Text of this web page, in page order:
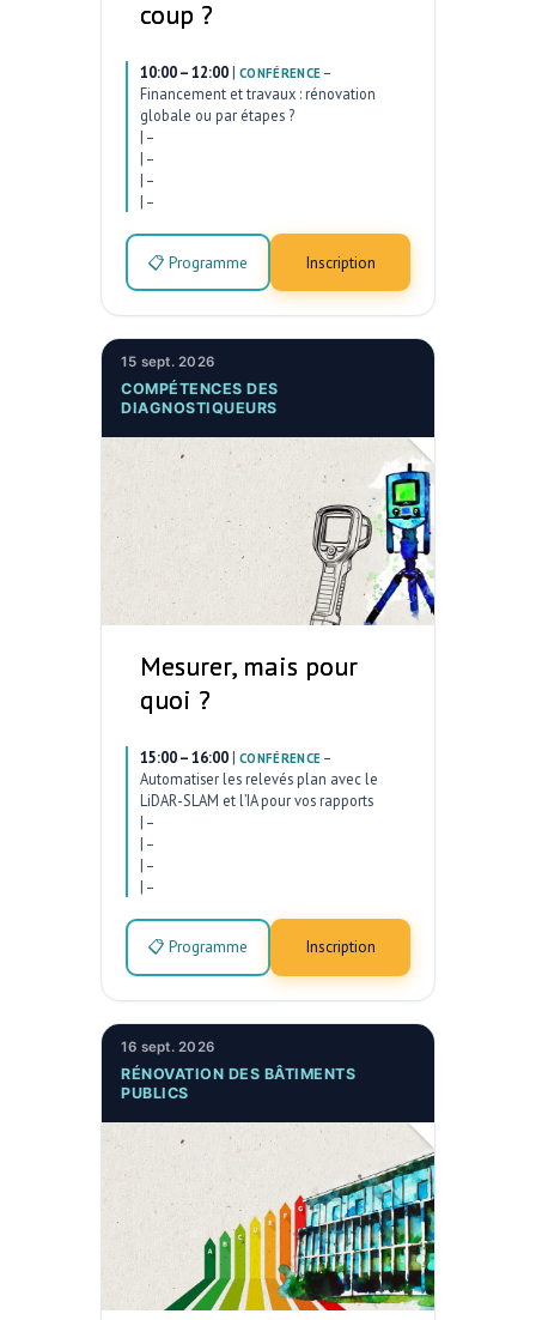
coup ?
10:00 – 12:00 | CONFÉRENCE –
Financement et travaux : rénovation
globale ou par étapes ?
| –
| –
| –
| –
📋 Programme Inscription
15 sept. 2026
COMPÉTENCES DES
DIAGNOSTIQUEURS
Mesurer, mais pour
quoi ?
15:00 – 16:00 | CONFÉRENCE –
Automatiser les relevés plan avec le
LiDAR-SLAM et l’IA pour vos rapports
| –
| –
| –
| –
📋 Programme Inscription
16 sept. 2026
RÉNOVATION DES BÂTIMENTS
PUBLICS